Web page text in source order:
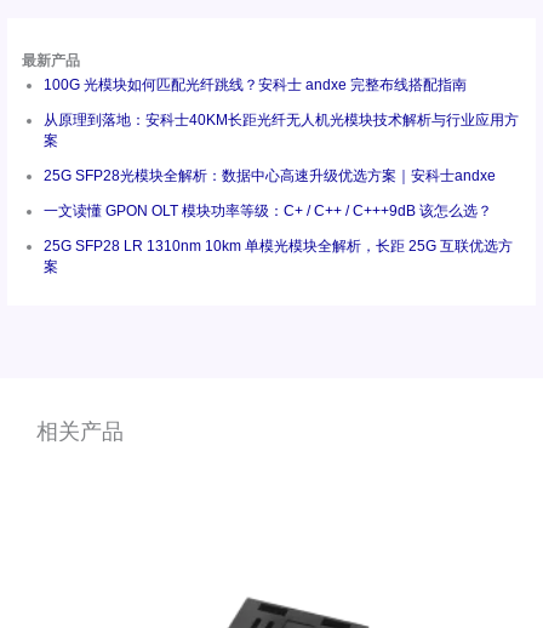
最新产品
100G 光模块如何匹配光纤跳线？安科士 andxe 完整布线搭配指南
从原理到落地：安科士40KM长距光纤无人机光模块技术解析与行业应用方
案
25G SFP28光模块全解析：数据中心高速升级优选方案｜安科士andxe
一文读懂 GPON OLT 模块功率等级：C+ / C++ / C+++9dB 该怎么选？
25G SFP28 LR 1310nm 10km 单模光模块全解析，长距 25G 互联优选方
案
相关产品